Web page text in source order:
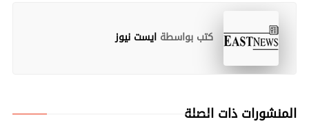
كتب بواسطة ايست نيوز
المنشورات ذات الصلة